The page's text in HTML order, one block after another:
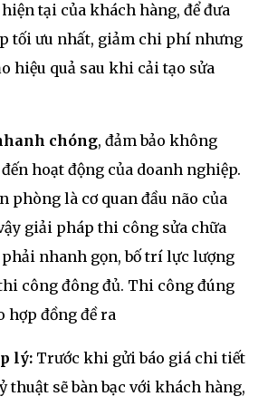
tại của khách hàng, để đưa
tối ưu nhất, giảm chi phí nhưng
hiệu quả sau khi cải tạo sửa
chóng, đảm bảo không
hoạt động của doanh nghiệp.
phòng là cơ quan đầu não của
giải pháp thi công sửa chữa
nhanh gọn, bố trí lực lượng
công đông đủ. Thi công đúng
hợp đồng đề ra
lý: Trước khi gửi báo giá chi tiết
thuật sẽ bàn bạc với khách hàng,